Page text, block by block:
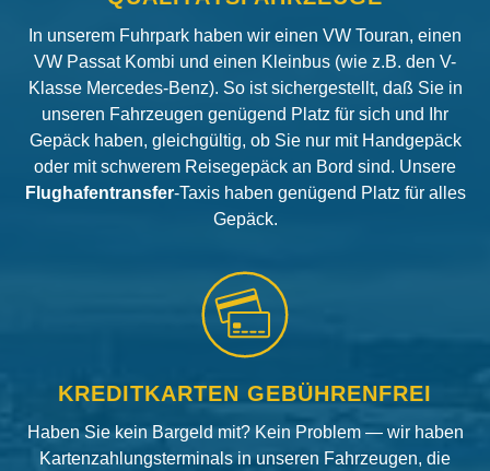
In unserem Fuhrpark haben wir einen VW Touran, einen
VW Passat Kombi und einen Kleinbus (wie z.B. den V-
Klasse Mercedes-Benz). So ist sichergestellt, daß Sie in
unseren Fahrzeugen genügend Platz für sich und Ihr
Gepäck haben, gleichgültig, ob Sie nur mit Handgepäck
oder mit schwerem Reisegepäck an Bord sind. Unsere
Flughafentransfer-Taxis haben genügend Platz für alles
Gepäck.
KREDITKARTEN GEBÜHRENFREI
Haben Sie kein Bargeld mit? Kein Problem — wir haben
Kartenzahlungsterminals in unseren Fahrzeugen, die